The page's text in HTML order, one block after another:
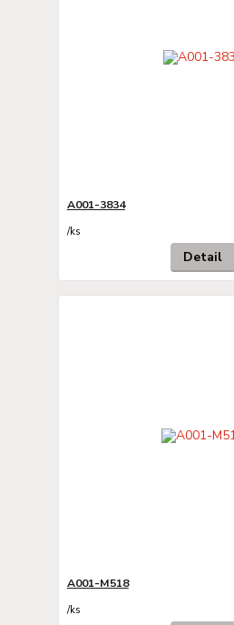
A001-3834
/ks
Detail
A001-M518
/ks